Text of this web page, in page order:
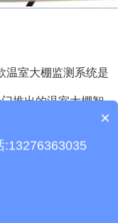
温室大棚监测系统是
推出的温室大棚智
产品包含安装吗？
×
:13276363035